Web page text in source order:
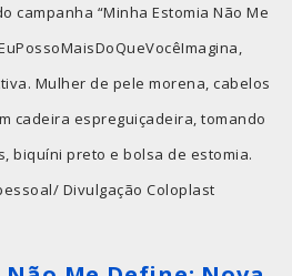
campanha “Minha Estomia Não Me
Mulher de pele morena, cabelos
cadeira espreguiçadeira, tomando
biquíni preto e bolsa de estomia.
Divulgação Coloplast